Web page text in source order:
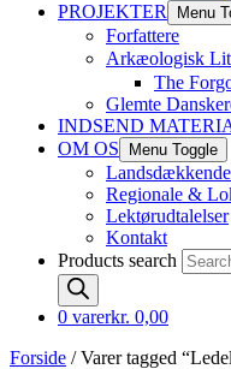
PROJEKTER
Menu
Forfattere
Arkæologisk
The
Glemte
INDSEND
OM OS
Menu Toggle
Regionale &
Lektørudtalelser
Kontakt
Products search
0 varerkr. 0,00
Forside / Varer tagged